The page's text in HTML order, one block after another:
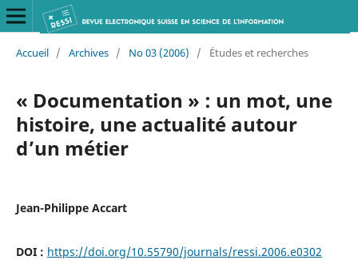
Accueil / Archives / No 03 (2006) / Études et recherches
« Documentation » : un mot, une
histoire, une actualité autour
d’un métier
Jean-Philippe Accart
DOI : https://doi.org/10.55790/journals/ressi.2006.e0302